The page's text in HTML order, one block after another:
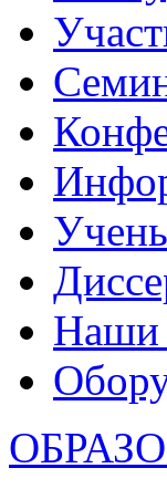
Наши